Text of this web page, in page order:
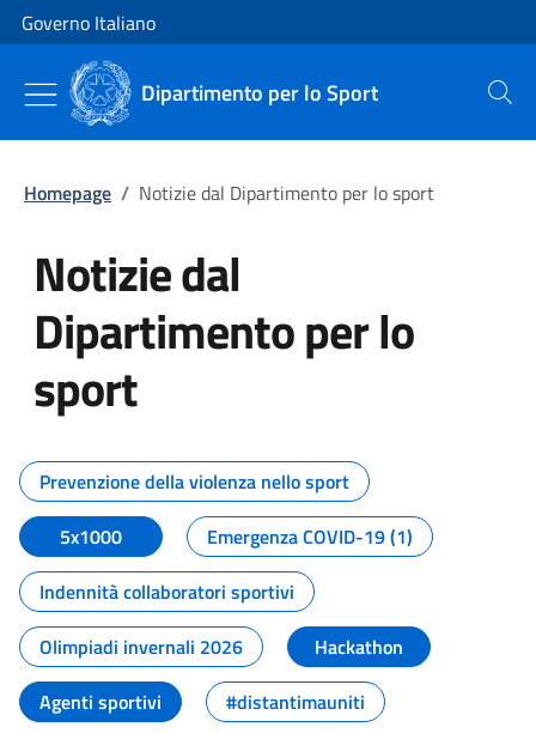
Vai al contenuto
Vai alla navigazione del sito
Governo Italiano
Dipartimento per lo Sport Cerca
Homepage / Notizie dal Dipartimento per lo sport
Notizie dal
Dipartimento per lo
sport
Tutti i contenuti della pagina
Prevenzione della violenza nello sport
5x1000
Emergenza COVID-19 (1)
Indennità collaboratori sportivi
Olimpiadi invernali 2026
Hackathon
Agenti sportivi
#distantimauniti